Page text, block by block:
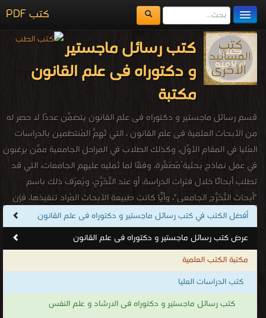
كتب PDF
مكتبة الكتب
المكتبات
يُقرأ حالياً
اضف كتاب
كتب رسائل ماجستير
و دكتوراه فى علم القانون
مكتبة
قسم رسائل ماجستير و دكتوراه فى علم القانون يتضمَّن عددًا لا حصر له
من الأبحاث العلمية فى علم القانون ، التي تُهِمُّ المُنتظمين بالدراسات
العُليا في المقام الأوَّل، وكذلك الطلاب في المراحل الجامعية ممَّن يرغبون
في عمل نماذج بحثية ُمُصَغَّرة، وفقًا لما تُمليه عليهم الجامعات، التي قد
تطلب أبحاثًا خلال فترات الدراسة، أو عند التَّخَرُّج، ويُعرَف ذلك باسم
"أبحاث التَّخَرُّج الجامعي"، وأيًّا كانت طبيعة الأبحاث المُراد تنفيذها، فإن
قسم رسائل ماجستير و دكتوراه فى علم القانون زاخر بجميع ما يحتاج
إليه الباحثون والباحثات فى علم القانون.
كتب رسائل ماجستير و دكتوراه فى علم القانون
أفضل الكتب في كتب رسائل ماجستير و دكتوراه فى علم القانون
عرض كتب رسائل ماجستير و دكتوراه فى علم القانون
مكتبة الكتب العلمية
كتب الدراسات العليا
كتب رسائل ماجستير و دكتوراه فى الارشاد و علم النفس